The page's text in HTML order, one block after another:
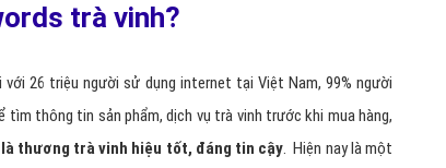
trà vinh?
với 26 triệu người sử dụng internet tại Việt Nam, 99% người
thông tin sản phẩm, dịch vụ trà vinh trước khi mua hàng,
thương trà vinh hiệu tốt, đáng tin cậy. Hiện nay là một